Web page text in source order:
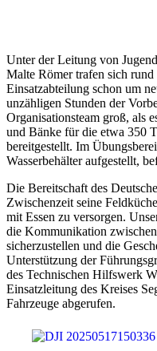
Unter der Leitung von
Malte Römer trafen sich
Einsatzabteilung schon um
unzähligen Stunden der
Organisationsteam groß, als
und Bänke für die etwa 350
bereitgestellt. Im
Wasserbehälter aufgestellt,
Die Bereitschaft des
Zwischenzeit seine
mit Essen zu versorgen.
die Kommunikation
sicherzustellen und die
Unterstützung der
des Technischen Hilfswerk
Einsatzleitung des Kreises
Fahrzeuge abgerufen.